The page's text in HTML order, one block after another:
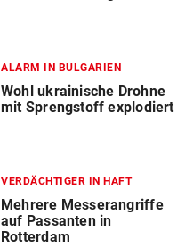
ALARM IN BULGARIEN
Wohl ukrainische Drohne
mit Sprengstoff explodiert
VERDÄCHTIGER IN HAFT
Mehrere Messerangriffe
auf Passanten in
Rotterdam